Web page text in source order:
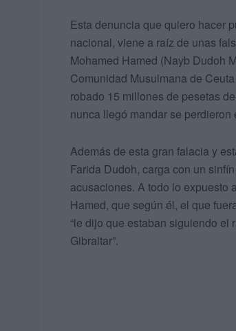
Esta denuncia que quiero hacer
nacional, viene a raíz de unas
Mohamed Hamed (Nayb Dudoh
Comunidad Musulmana de
robado 15 millones de pesetas
nunca llegó mandar se perdieron
Además de esta gran falacia y
Farida Dudoh, carga con un
acusaciones. A todo lo expuesto
Hamed, que según él, el que
“le dijo que estaban siguiendo el
Gibraltar”.